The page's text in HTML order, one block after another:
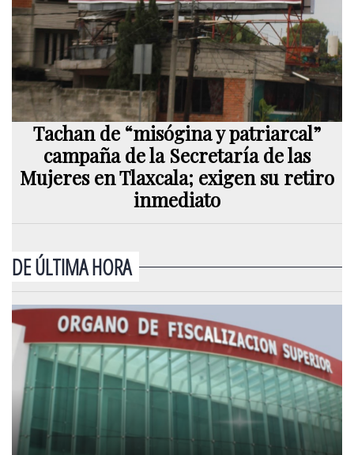
Tachan de “misógina y patriarcal”
campaña de la Secretaría de las
Mujeres en Tlaxcala; exigen su retiro
inmediato
DE ÚLTIMA HORA